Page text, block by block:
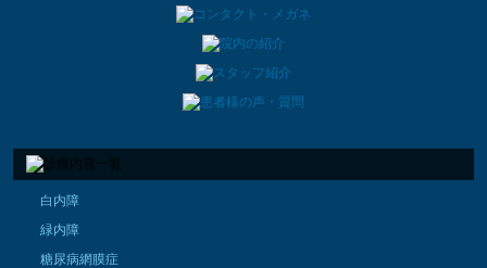
白内障
緑内障
糖尿病網膜症